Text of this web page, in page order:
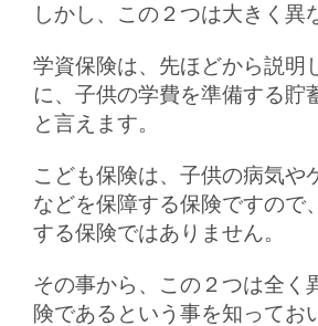
しかし、この２つは大きく異
学資保険は、先ほどから説明
に、子供の学費を準備する貯
と言えます。
こども保険は、子供の病気や
などを保障する保険ですので
する保険ではありません。
その事から、この２つは全く
険であるという事を知ってお